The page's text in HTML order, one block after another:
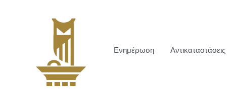
Ενημέρωση Αντικαταστάσεις